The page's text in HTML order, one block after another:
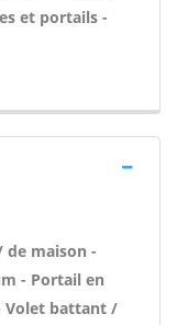
et portails -
de maison -
- Portail en
Volet battant /